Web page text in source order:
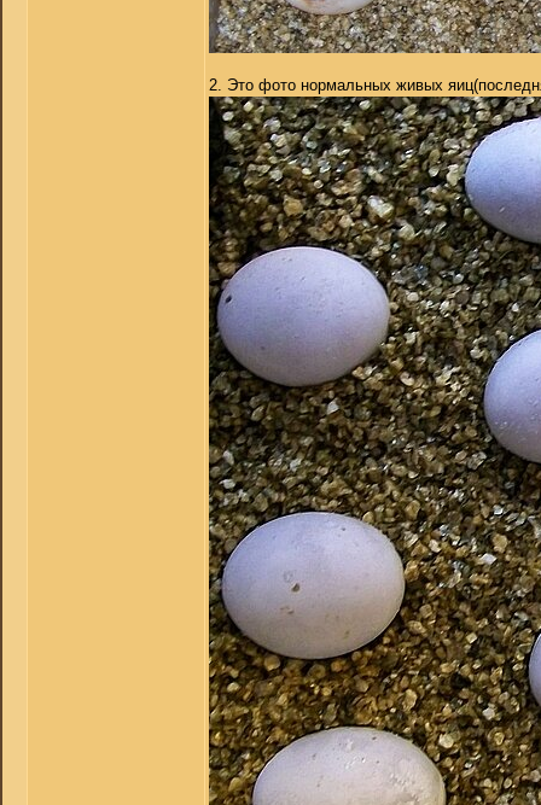
2. Это фото нормальных живых